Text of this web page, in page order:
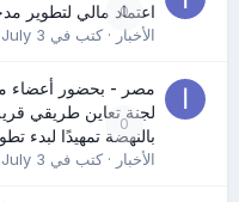
0
اعتماد مالي لتطوير
الأخبار· كتب في July 3
0
مصر - بحضور أعضاء
لجنة تعاين طريقي
بالنهضة تمهيدًا لبدء
الأخبار· كتب في July 3